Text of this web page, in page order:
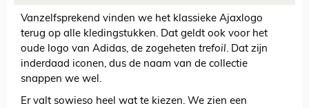
Vanzelfsprekend vinden we het klassieke Ajaxlogo
terug op alle kledingstukken. Dat geldt ook voor het
oude logo van Adidas, de zogeheten trefoil. Dat zijn
inderdaad iconen, dus de naam van de collectie
snappen we wel.
Er valt sowieso heel wat te kiezen. We zien een